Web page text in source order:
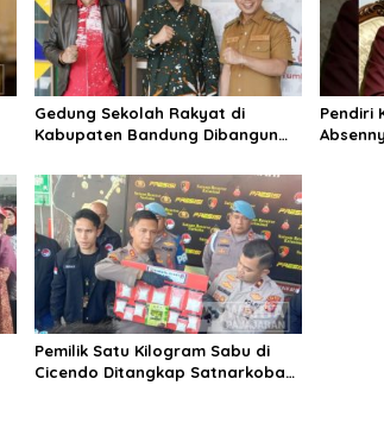
Gedung Sekolah Rakyat di
Kabupaten Bandung Dibangun
Ribu Siswa
Pendiri
Pemilik Satu Kilogram Sabu di
Cicendo Ditangkap Satnarkoba